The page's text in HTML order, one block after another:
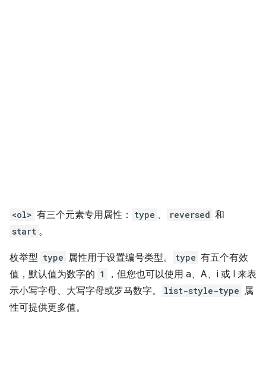
<ol> 有三个元素专用属性： type 、 reversed 和
start 。
枚举型 type 属性用于设置编号类型。 type 有五个有效
值，默认值为数字的 1
，但您也可以使用 a、A、i 或 I 来表
示小写字母、大写字母或罗马数字。
list-style-type 属
性可提供更多值。